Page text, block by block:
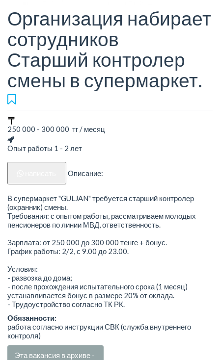
Организация набирает
сотрудников
Старший контролер
смены в супермаркет.
250 000 - 300 000 тг / месяц
Опыт работы 1 - 2 лет
Описание:
В супермаркет "GULJAN" требуется старший контролер
(охранник) смены.
Требования: с опытом работы, рассматриваем молодых
пенсионеров по линии МВД, ответственность.
Зарплата: от 250 000 до 300 000 тенге + бонус.
График работы: 2/2, с 9.00 до 23.00.
Условия:
- развозка до дома;
- после прохождения испытательного срока (1 месяц)
устанавливается бонус в размере 20% от оклада.
- Трудоустройство согласно ТК РК.
Обязанности:
работа согласно инструкции СВК (служба внутреннего
контроля)
Эта вакансия в архиве -